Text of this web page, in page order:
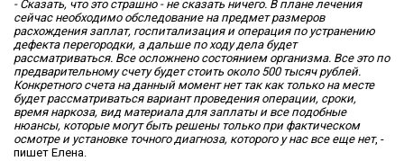
- Сказать, что это страшно - не сказать ничего. В плане лечения
сейчас необходимо обследование на предмет размеров
расхождения заплат, госпитализация и операция по устранению
дефекта перегородки, а дальше по ходу дела будет
рассматриваться. Все осложнено состоянием организма. Все это по
предварительному счету будет стоить около 500 тысяч рублей.
Конкретного счета на данный момент нет так как только на месте
будет рассматриваться вариант проведения операции, сроки,
время наркоза, вид материала для заплаты и все подобные
нюансы, которые могут быть решены только при фактическом
осмотре и установке точного диагноза, которого у нас все еще нет, -
пишет Елена.